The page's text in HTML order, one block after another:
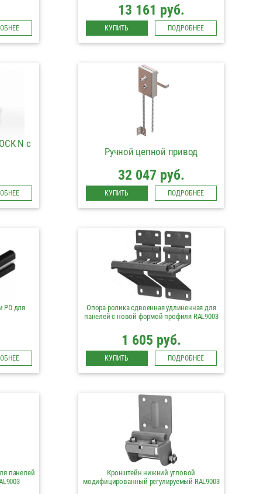
13 161 руб.
КУПИТЬ ПОДРОБНЕЕ
N с
Ручной цепной привод
32 047 руб.
КУПИТЬ ПОДРОБНЕЕ
PD для
Опора ролика сдвоенная удлиненная для
панелей с новой формой профиля RAL9003
1 605 руб.
КУПИТЬ ПОДРОБНЕЕ
панелей
Кронштейн нижний угловой
модифицированный регулируемый RAL9003